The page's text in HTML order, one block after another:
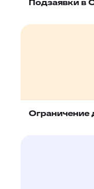
Подзаявки в
Ограничение